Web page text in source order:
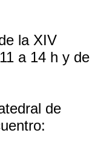
la XIV
a 14 h y de
de